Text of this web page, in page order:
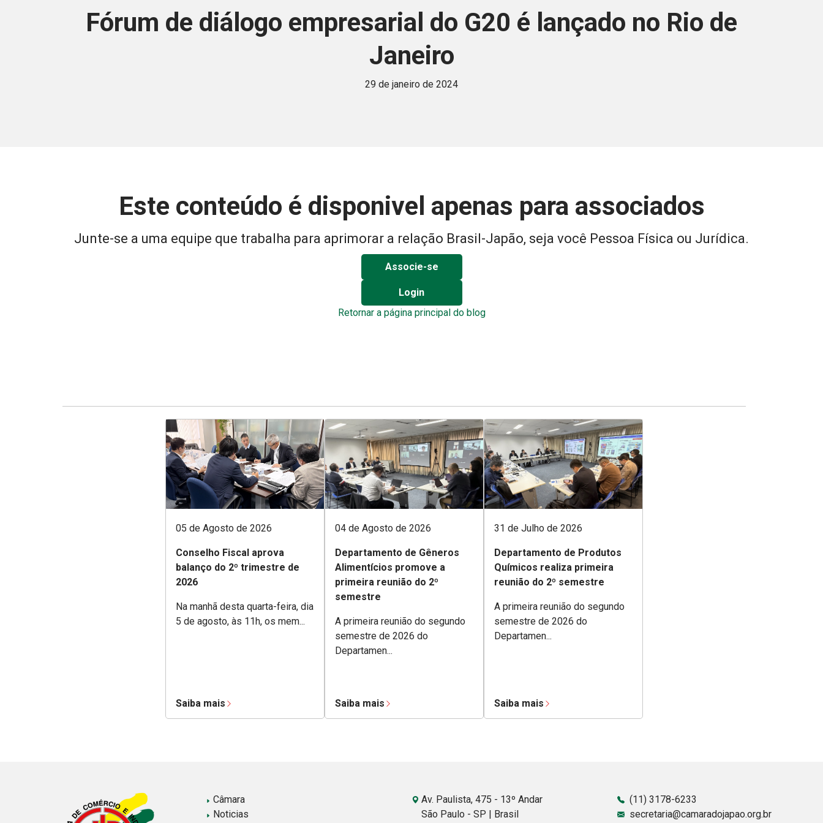
Fórum de diálogo empresarial do G20 é lançado no Rio de
Janeiro
29 de janeiro de 2024
Este conteúdo é disponivel apenas para associados
Junte-se a uma equipe que trabalha para aprimorar a relação Brasil-Japão, seja você Pessoa Física ou Jurídica.
Associe-se
Login
Retornar a página principal do blog
05 de Agosto de 2026
Conselho Fiscal aprova
balanço do 2º trimestre de
2026
Na manhã desta quarta-feira, dia
5 de agosto, às 11h, os mem...
Saiba mais
04 de Agosto de 2026
Departamento de Gêneros
Alimentícios promove a
primeira reunião do 2º
semestre
A primeira reunião do segundo
semestre de 2026 do
Departamen...
Saiba mais
31 de Julho de 2026
Departamento de Produtos
Químicos realiza primeira
reunião do 2º semestre
A primeira reunião do segundo
semestre de 2026 do
Departamen...
Saiba mais
Câmara
Noticias
Av. Paulista, 475 - 13º Andar
São Paulo - SP | Brasil
(11) 3178-6233
secretaria@camaradojapao.org.br